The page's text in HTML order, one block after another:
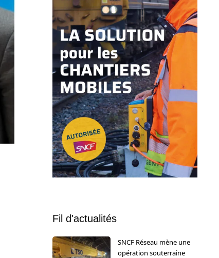
Fil d'actualités
SNCF Réseau mène une
opération souterraine